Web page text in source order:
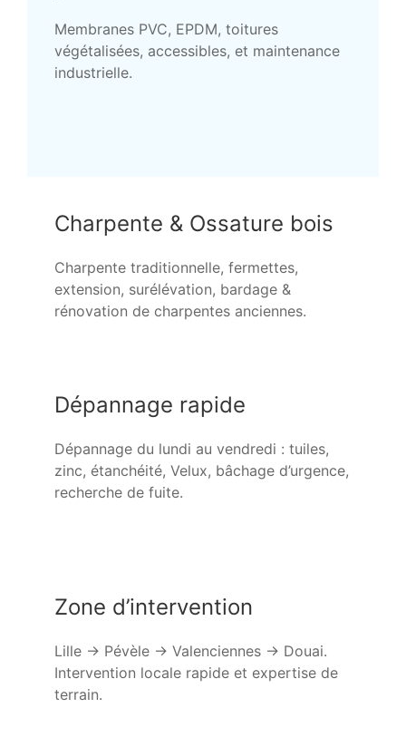
Membranes PVC, EPDM, toitures
végétalisées, accessibles, et maintenance
industrielle.
Charpente & Ossature bois
Charpente traditionnelle, fermettes,
extension, surélévation, bardage &
rénovation de charpentes anciennes.
Dépannage rapide
Dépannage du lundi au vendredi : tuiles,
zinc, étanchéité, Velux, bâchage d’urgence,
recherche de fuite.
Zone d’intervention
Lille → Pévèle → Valenciennes → Douai.
Intervention locale rapide et expertise de
terrain.